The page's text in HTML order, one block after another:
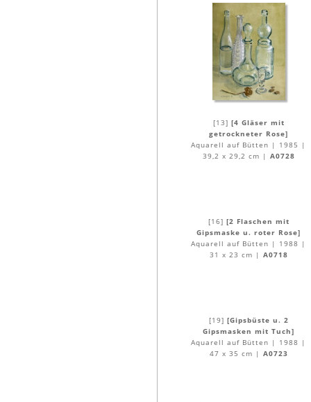
[13] [4 Gläser mit
getrockneter Rose]
Aquarell auf Bütten | 1985 |
39,2 x 29,2 cm | A0728
[16] [2 Flaschen mit
Gipsmaske u. roter Rose]
Aquarell auf Bütten | 1988 |
31 x 23 cm | A0718
[19] [Gipsbüste u. 2
Gipsmasken mit Tuch]
Aquarell auf Bütten | 1988 |
47 x 35 cm | A0723